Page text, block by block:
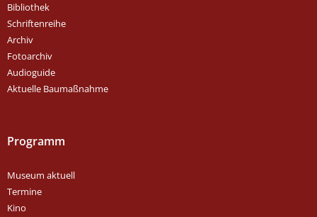
Bibliothek
Schriftenreihe
Archiv
Fotoarchiv
Audioguide
Aktuelle Baumaßnahme
Programm
Museum aktuell
Termine
Kino